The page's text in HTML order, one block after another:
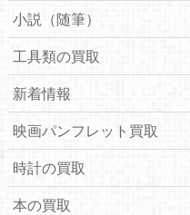
小説（随筆）
工具類の買取
新着情報
映画パンフレット買取
時計の買取
本の買取